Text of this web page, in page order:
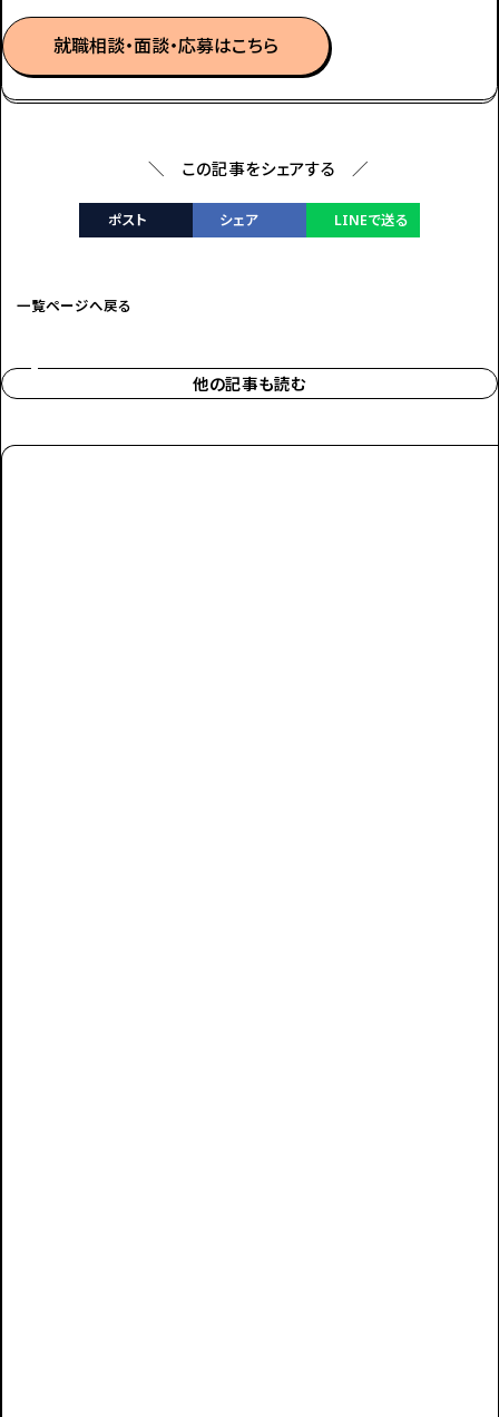
就職相談・面談・応募はこちら
＼ この記事をシェアする ／
ポスト シェア LINEで送る
一覧ページへ戻る
他の記事も読む